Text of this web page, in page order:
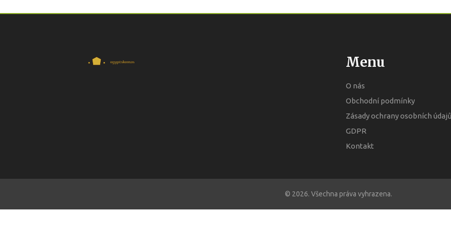
Menu
O nás
Obchodní podmínky
Zásady ochrany osobních
GDPR
Kontakt
© 2026. Všechna práva vyhrazena.